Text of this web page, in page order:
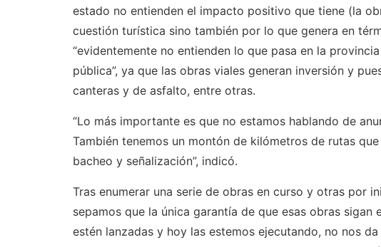
estado no entienden el impacto positivo que tiene (la
cuestión turística sino también por lo que genera en
“evidentemente no entienden lo que pasa en la
pública”, ya que las obras viales generan inversión y
canteras y de asfalto, entre otras.
“Lo más importante es que no estamos hablando de
También tenemos un montón de kilómetros de rutas
bacheo y señalización”, indicó.
Tras enumerar una serie de obras en curso y otras por
sepamos que la única garantía de que esas obras
estén lanzadas y hoy las estemos ejecutando, no nos